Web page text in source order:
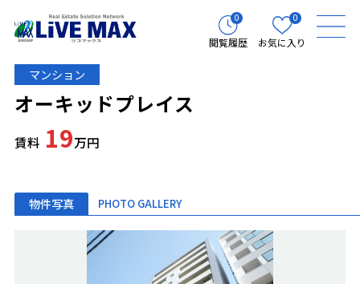
0
閲覧履歴
0
お気に入り
マンション
オーキッドプレイス
賃料 19万円
物件写真 PHOTO GALLERY